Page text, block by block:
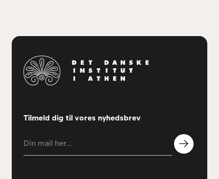
Tilmeld dig til vores nyhedsbrev